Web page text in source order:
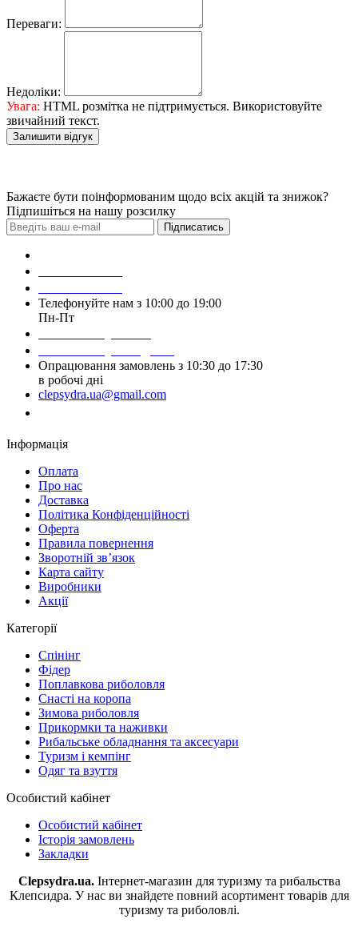
Переваги:
Недоліки:
Увага: HTML розмітка не підтримується. Використовуйте
звичайний текст.
Залишити відгук
Бажаєте бути поінформованим щодо всіх акцій та знижок?
Підпишіться на нашу розсилку
Підписатись
Телефонуйте нам з 10:00 до 19:00
Пн-Пт
Опрацювання замовлень з 10:30 до 17:30
в робочі дні
clepsydra.ua@gmail.com
Інформація
Оплата
Про нас
Доставка
Політика Конфіденційності
Оферта
Правила повернення
Зворотній зв’язок
Карта сайту
Виробники
Акції
Категорії
Спінінг
Фідер
Поплавкова риболовля
Снасті на коропа
Зимова риболовля
Прикормки та наживки
Рибальське обладнання та аксесуари
Туризм і кемпінг
Одяг та взуття
Особистий кабінет
Особистий кабінет
Історія замовлень
Закладки
Clepsydra.ua. Інтернет-магазин для туризму та рибальства
Клепсидра. У нас ви знайдете повний асортимент товарів для
туризму та риболовлі.